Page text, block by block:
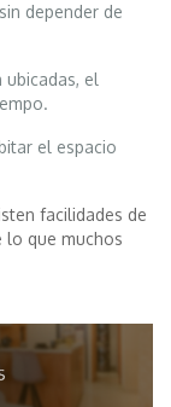
depender de
ubicadas, el
el espacio
facilidades de
lo que muchos